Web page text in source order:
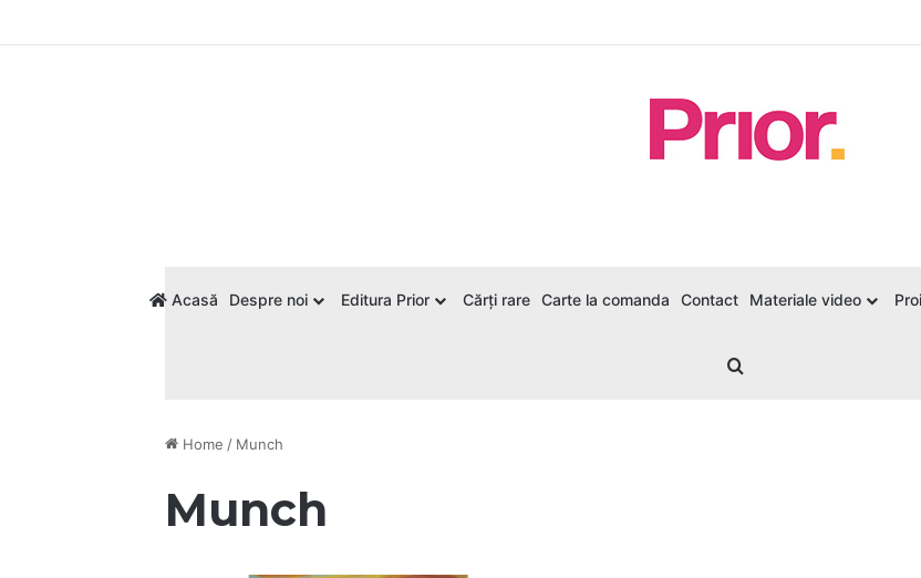
Acasă Despre noi Editura Prior Cărți rare Carte la comanda Contact Materiale video
Home / Munch
Munch